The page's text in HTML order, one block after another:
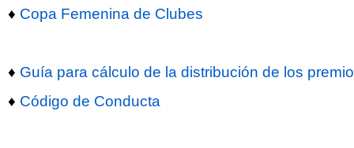
♦ Copa Femenina de Clubes
♦ Guía para cálculo de la distribución de los
♦ Código de Conducta